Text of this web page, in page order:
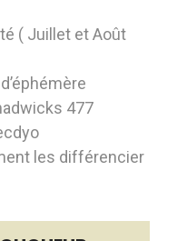
( Juillet et Août
477
les différencier